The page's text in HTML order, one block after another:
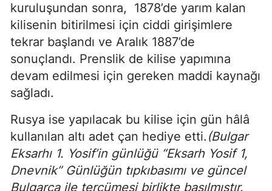
kuruluşundan sonra, 1878’de yarım kalan
kilisenin bitirilmesi için ciddi girişimlere
tekrar başlandı ve Aralık 1887’de
sonuçlandı. Prenslik de kilise yapımına
devam edilmesi için gereken maddi kaynağı
sağladı.
Rusya ise yapılacak bu kilise için gün hâlâ
kullanılan altı adet çan hediye etti. (Bulgar
Eksarhı 1. Yosif’in günlüğü “Eksarh Yosif 1,
Dnevnik” Günlüğün tıpkıbasımı ve güncel
Bulgarca ile tercümesi birlikte basılmıştır.